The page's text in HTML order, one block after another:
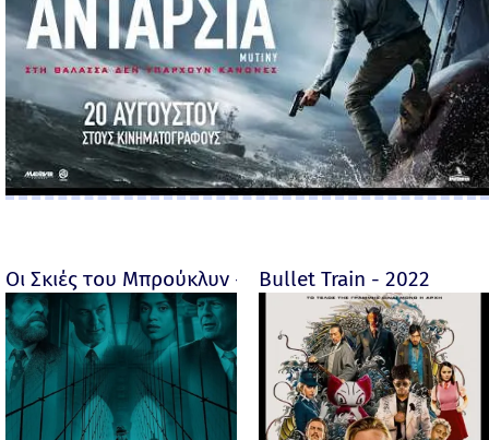
Οι Σκιές του Μπρούκλυν - Motherless Brooklyn -
Bullet Train - 2022